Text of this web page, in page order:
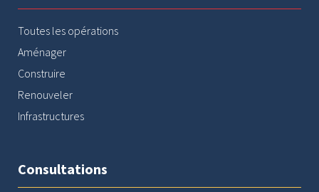
Toutes les opérations
Aménager
Construire
Renouveler
Infrastructures
Consultations